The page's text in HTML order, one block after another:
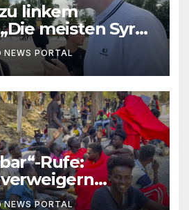
linkem
meisten Syrer
der
NEWS PORTAL
Rufe:
NEWS PORTAL